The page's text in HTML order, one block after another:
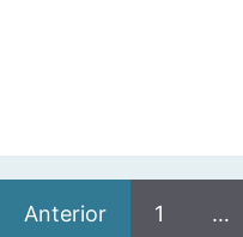
Anterior 1 …